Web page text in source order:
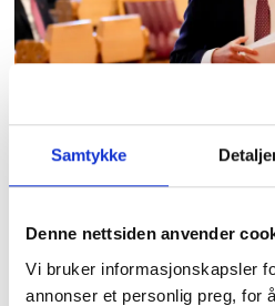
Samtykke
Denne nettsiden anvender
Vi bruker informasjonskapsler
annonser et personlig preg, for
Ber Vestre ta
– Unik erfaring
Thorbjørnsen jobba